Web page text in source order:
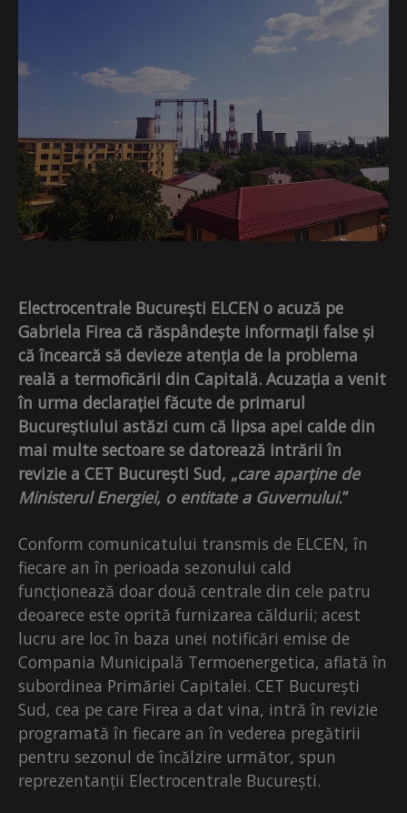
Electrocentrale București ELCEN o acuză pe
Gabriela Firea că răspândește informații false și
că încearcă să devieze atenția de la problema
reală a termoficării din Capitală. Acuzația a venit
în urma declarației făcute de primarul
Bucureștiului astăzi cum că lipsa apei calde din
mai multe sectoare se datorează intrării în
revizie a CET București Sud, „care aparține de
Ministerul Energiei, o entitate a Guvernului.”
Conform comunicatului transmis de ELCEN, în
fiecare an în perioada sezonului cald
funcționează doar două centrale din cele patru
deoarece este oprită furnizarea căldurii; acest
lucru are loc în baza unei notificări emise de
Compania Municipală Termoenergetica, aflată în
subordinea Primăriei Capitalei. CET București
Sud, cea pe care Firea a dat vina, intră în revizie
programată în fiecare an în vederea pregătirii
pentru sezonul de încălzire următor, spun
reprezentanții Electrocentrale București.